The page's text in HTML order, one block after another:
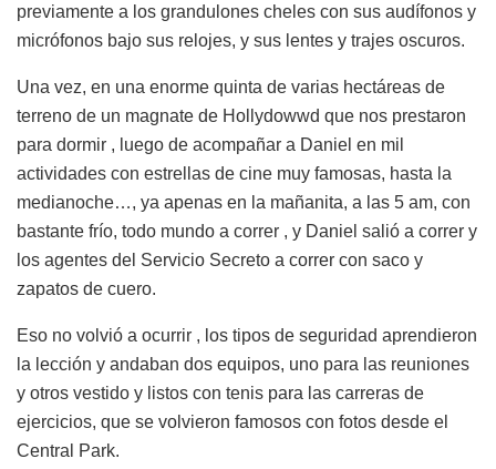
previamente a los grandulones cheles con sus audífonos y
micrófonos bajo sus relojes, y sus lentes y trajes oscuros.
Una vez, en una enorme quinta de varias hectáreas de
terreno de un magnate de Hollydowwd que nos prestaron
para dormir , luego de acompañar a Daniel en mil
actividades con estrellas de cine muy famosas, hasta la
medianoche…, ya apenas en la mañanita, a las 5 am, con
bastante frío, todo mundo a correr , y Daniel salió a correr y
los agentes del Servicio Secreto a correr con saco y
zapatos de cuero.
Eso no volvió a ocurrir , los tipos de seguridad aprendieron
la lección y andaban dos equipos, uno para las reuniones
y otros vestido y listos con tenis para las carreras de
ejercicios, que se volvieron famosos con fotos desde el
Central Park.